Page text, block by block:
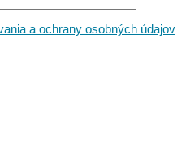
a ochrany osobných údajov